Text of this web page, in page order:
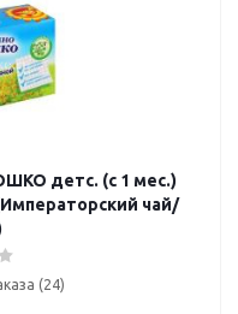
детс. (с 1 мес.)
чай/
(24)